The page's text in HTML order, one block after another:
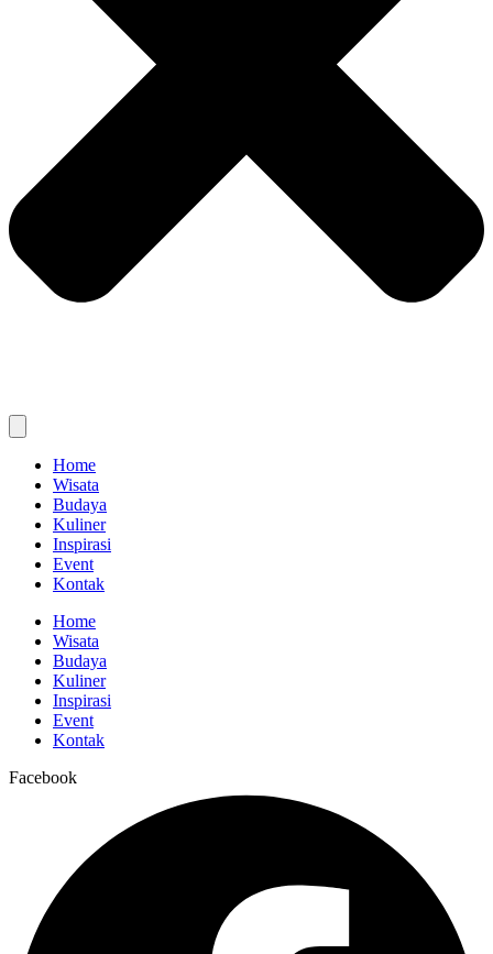
Home
Wisata
Budaya
Kuliner
Inspirasi
Event
Kontak
Home
Wisata
Budaya
Kuliner
Inspirasi
Event
Kontak
Facebook